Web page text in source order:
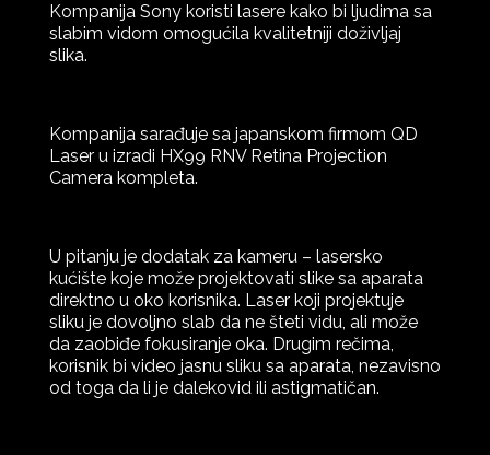
Kompanija Sony koristi lasere kako bi ljudima sa
slabim vidom omogućila kvalitetniji doživljaj
slika.
Kompanija sarađuje sa japanskom firmom QD
Laser u izradi HX99 RNV Retina Projection
Camera kompleta.
U pitanju je dodatak za kameru – lasersko
kućište koje može projektovati slike sa aparata
direktno u oko korisnika. Laser koji projektuje
sliku je dovoljno slab da ne šteti vidu, ali može
da zaobiđe fokusiranje oka. Drugim rečima,
korisnik bi video jasnu sliku sa aparata, nezavisno
od toga da li je dalekovid ili astigmatičan.